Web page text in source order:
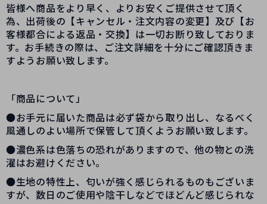
皆様へ商品をより早く、よりお安くご提供させて頂く
為、出荷後の【キャンセル・注文内容の変更】及び【お
客様都合による返品・交換】は一切お断り致しておりま
す。お手続きの際は、ご注文詳細を十分にご確認頂きま
すようお願い致します。
「商品について」
●お手元に届いた商品は必ず袋から取り出し、なるべく
風通しのよい場所で保管して頂くようお願い致します。
●濃色系は色落ちの恐れがありますので、他の物との洗
濯はお避けください。
●生地の特性上、匂いが強く感じられるものもございま
すが、数日のご使用や陰干しなどでほどんど感じられな